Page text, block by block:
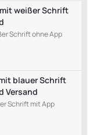
weißer Schrift
Schrift ohne App
blauer Schrift
Versand
Schrift mit App